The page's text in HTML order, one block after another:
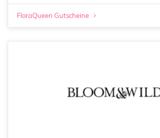
FloraQueen Gutscheine